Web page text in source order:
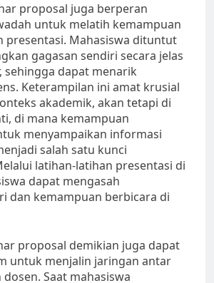
proposal juga berperan
untuk melatih kemampuan
presentasi. Mahasiswa dituntut
gagasan sendiri secara jelas
dapat menarik
Keterampilan ini amat krusial
akademik, akan tetapi di
di mana kemampuan
menyampaikan informasi
salah satu kunci
latihan-latihan presentasi di
dapat mengasah
dan kemampuan berbicara di
proposal demikian juga dapat
untuk menjalin jaringan antar
Saat mahasiswa